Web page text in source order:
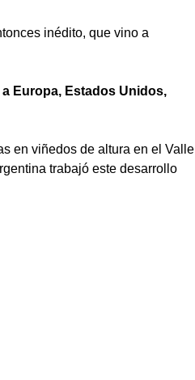
inédito, que vino a
Europa, Estados Unidos,
en viñedos de altura en el Valle
trabajó este desarrollo